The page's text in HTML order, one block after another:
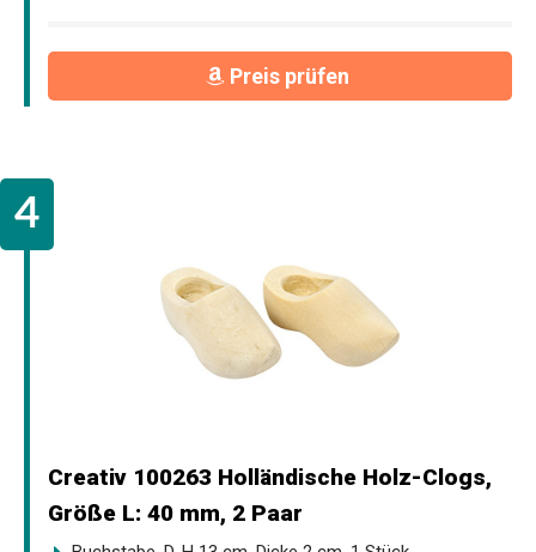
Preis prüfen
Creativ 100263 Holländische Holz-Clogs,
Größe L: 40 mm, 2 Paar